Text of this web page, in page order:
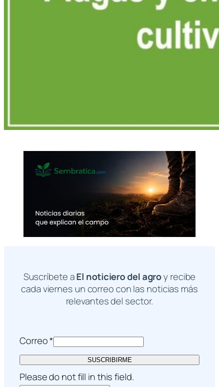
Suscríbete aEl noticiero del agroy recibe
cada viernes un correo con las noticias más
relevantes del sector.
Correo*
SUSCRIBIRME
Please do not fill in this field.